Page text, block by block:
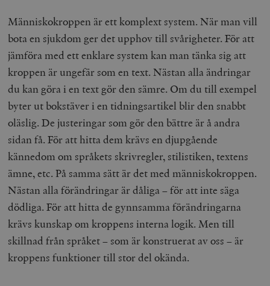
Människokroppen är ett komplext system. När man vill
bota en sjukdom ger det upphov till svårigheter. För att
jämföra med ett enklare system kan man tänka sig att
kroppen är ungefär som en text. Nästan alla ändringar
du kan göra i en text gör den sämre. Om du till exempel
byter ut bokstäver i en tidningsartikel blir den snabbt
oläslig. De justeringar som gör den bättre är å andra
sidan få. För att hitta dem krävs en djupgående
kännedom om språkets skrivregler, stilistiken, textens
ämne, etc. På samma sätt är det med människokroppen.
Nästan alla förändringar är dåliga – för att inte säga
dödliga. För att hitta de gynnsamma förändringarna
krävs kunskap om kroppens interna logik. Men till
skillnad från språket – som är konstruerat av oss – är
kroppens funktioner till stor del okända.